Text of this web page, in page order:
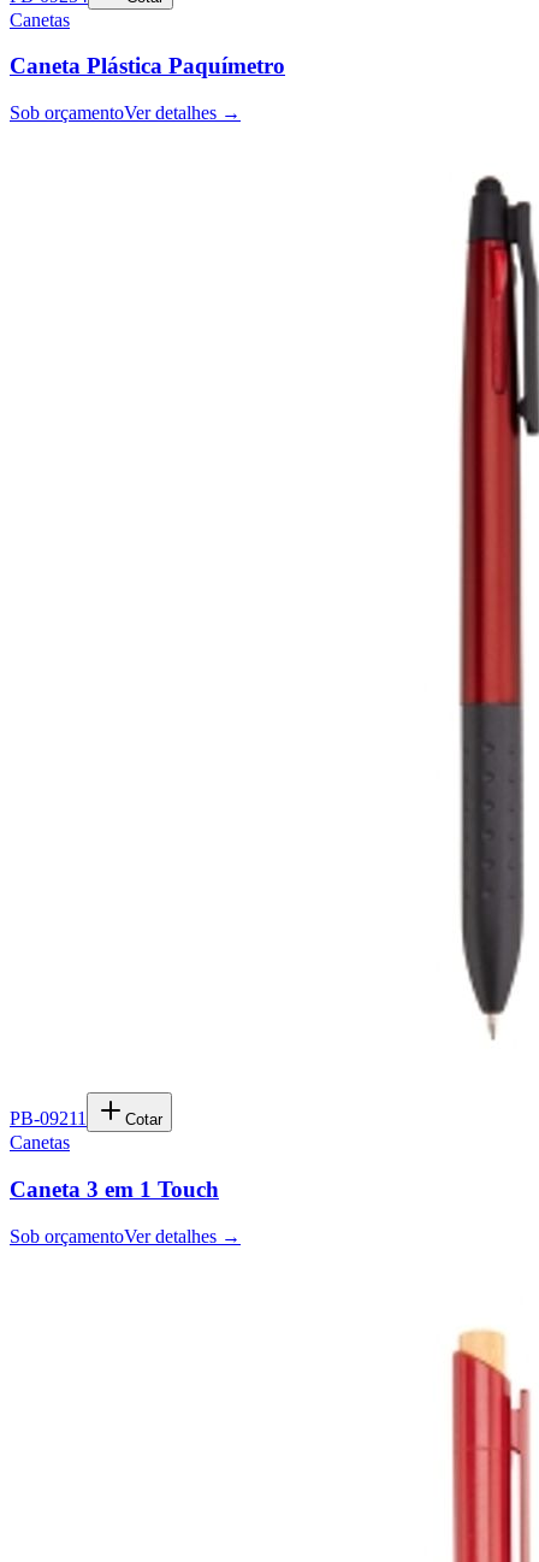
Canetas
Caneta Plástica Paquímetro
Sob orçamentoVer detalhes →
PB-09211 Cotar
Canetas
Caneta 3 em 1 Touch
Sob orçamentoVer detalhes →